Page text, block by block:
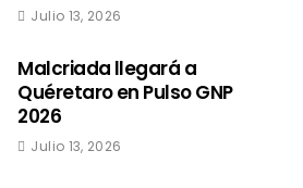
Julio 13, 2026
Malcriada llegará a
Quéretaro en Pulso GNP
2026
Julio 13, 2026